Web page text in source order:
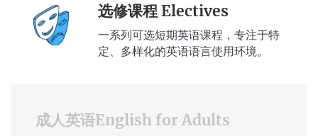
选修课程 Electives
一系列可选短期英语课程，专注于特
定、多样化的英语语言使用环境。
成人英语English for Adults